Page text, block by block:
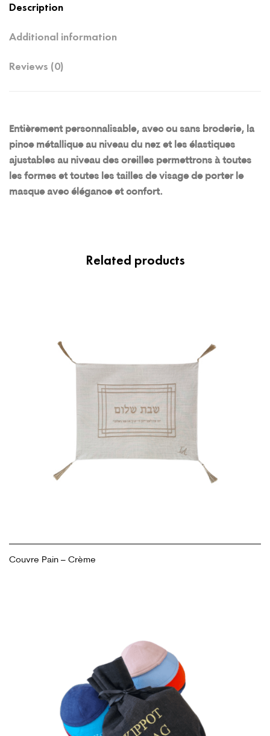
Description
Additional information
Reviews (0)
Entièrement personnalisable, avec ou sans broderie, la
pince métallique au niveau du nez et les élastiques
ajustables au niveau des oreilles permettrons à toutes
les formes et toutes les tailles de visage de porter le
masque avec élégance et confort.
Related products
Couvre Pain – Crème